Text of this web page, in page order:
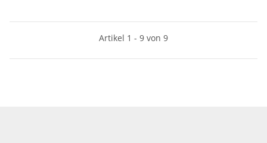
Artikel 1 - 9 von 9